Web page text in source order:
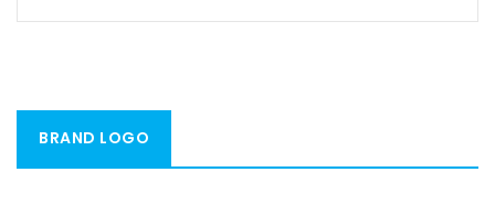
BRAND LOGO